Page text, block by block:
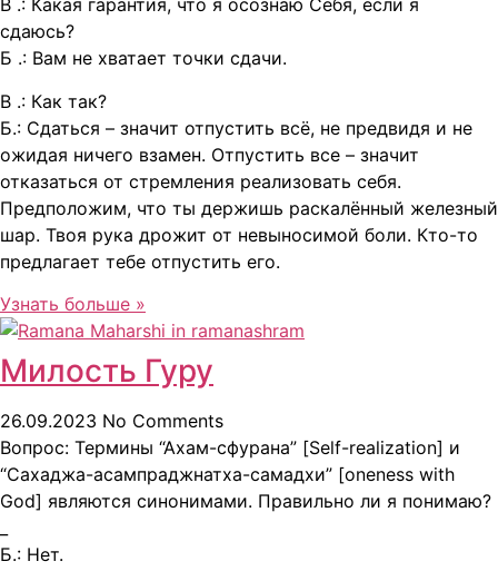
В .: Какая гарантия, что я осознаю Себя, если я
сдаюсь?
Б .: Вам не хватает точки сдачи.
В .: Как так?
Б.: Сдаться – значит отпустить всё, не предвидя и не
ожидая ничего взамен. Отпустить все – значит
отказаться от стремления реализовать себя.
Предположим, что ты держишь раскалённый железный
шар. Твоя рука дрожит от невыносимой боли. Кто-то
предлагает тебе отпустить его.
Узнать больше »
Милость Гуру
26.09.2023 No Comments
Вопрос: Термины “Ахам-сфурана” [Self-realization] и
“Сахаджа-асампраджнатха-самадхи” [oneness with
God] являются синонимами. Правильно ли я понимаю?
Б.: Нет.